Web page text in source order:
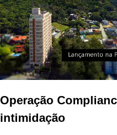
Operação
intimidação